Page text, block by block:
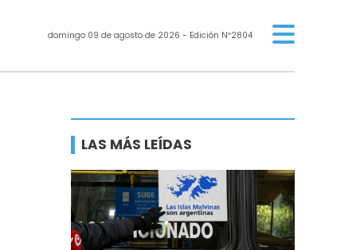
domingo 09 de agosto de 2026 - Edición Nº2804
LAS MÁS LEÍDAS